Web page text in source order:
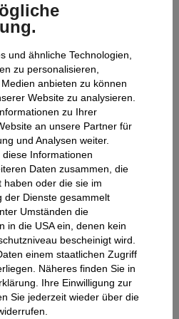
Empfehlenswert ist
Unfallbericht stets im
vor allem eines: schnelles und
so können
Prozesse reibungslos
VOR DER
Maßnahmen spielt auch der
Rolle. Ein technischer
kann helfen, Risiken deutlich
und ähnliche Technologien,
zu personalisieren,
anbieten zu können
Website zu analysieren.
zu Ihrer
an unsere Partner für
und Analysen weiter.
Informationen
Daten zusammen, die
haben oder die sie im
der Dienste gesammelt
Umständen die
in die USA ein, denen kein
bescheinigt wird.
einem staatlichen Zugriff
Näheres finden Sie in
Ihre Einwilligung zur
Sie jederzeit wieder über die